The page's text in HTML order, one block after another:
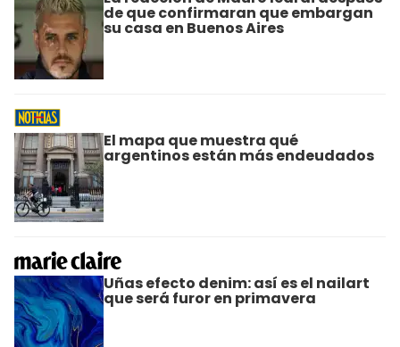
de que confirmaran que embargan
su casa en Buenos Aires
El mapa que muestra qué
argentinos están más endeudados
Uñas efecto denim: así es el nailart
que será furor en primavera